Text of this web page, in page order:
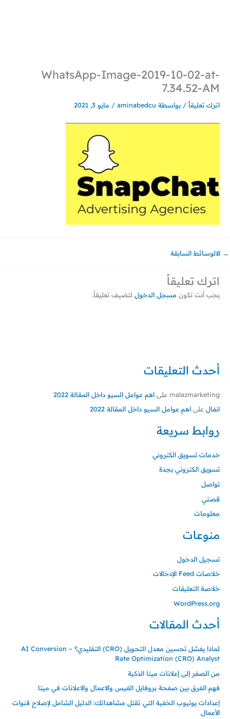
أحدث التعليقات
malazmarketing على اهم عوامل السيو داخل المقالة 2022
انفال على اهم عوامل السيو داخل المقالة 2022
روابط سريعة
خدمات تسويق الكتروني
تسويق الكتروني بجدة
تواصل
قصتي
معلومات
منوعات
تسجيل الدخول
خلاصات Feed الإدخالات
خلاصة التعليقات
WordPress.org
أحدث المقالات
لماذا يفشل تحسين معدل التحويل (CRO) التقليدي؟ – AI Conversion
Rate Optimization (CRO) Analyst
من الصفر إلى إعلانات ميتا الذكية
فهم الفرق بين صفحة بروفايل الفيس والاعمال والاعلانات في ميتا
إعدادات يوتيوب الخفية التي تقتل مشاهداتك: الدليل الشامل لإصلاح قنوات
الأعمال
WhatsApp-Image-2019-10-02-at-
7.34.52-AM
اترك تعليقاً / بواسطة aminabedcu
/ مايو 3, 2021
→ الالوسائط السابقة
اترك تعليقاً
يجب أنت تكون مسجل الدخول لتضيف تعليقاً.